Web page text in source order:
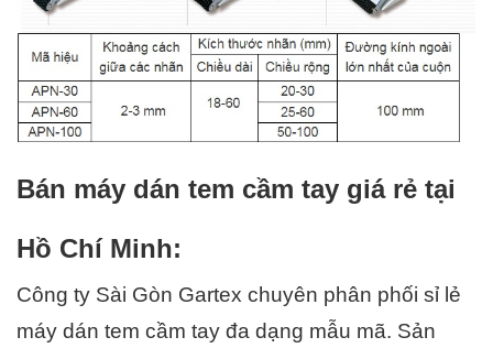
Bán máy dán tem cầm tay giá rẻ tại
Hồ Chí Minh:
Công ty Sài Gòn Gartex chuyên phân phối sỉ lẻ
máy dán tem cầm tay đa dạng mẫu mã. Sản